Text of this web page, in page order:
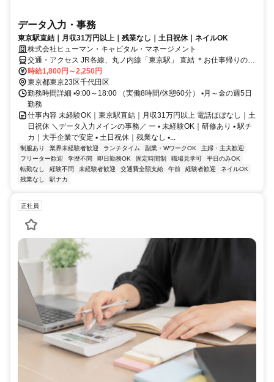
データ入力・事務
東京駅直結｜月収31万円以上｜残業なし｜土日祝休｜ネイルOK
株式会社ヒューマン・キャピタル・マネージメント
交通・アクセス JR各線、丸ノ内線「東京駅」 直結 ＊お仕事帰りのシ
ョッピングも楽々♪
時給1,800円～2,250円
東京都東京23区千代田区
勤務時間詳細 ▪️9:00～18:00 （実働8時間/休憩60分） ▪️月～金の週5日
勤務
仕事内容 未経験OK｜東京駅直結｜月収31万円以上 電話ほぼなし｜土
日祝休 ＼データ入力メインの事務／ ー ▪️ 未経験OK｜研修あり ▪️ 駅チ
カ｜大手企業で安定 ▪️ 土日祝休｜残業なし ▪️...
制服あり 業界未経験者歓迎 ランチタイム 副業・WワークOK
主婦・主夫歓迎
フリーター歓迎
学歴不問 即日勤務OK 固定時間制 職場見学可
平日のみOK
転勤なし
経験不問 未経験者歓迎 交通費全額支給 午前 経験者歓迎
ネイルOK
残業なし
駅ナカ
正社員